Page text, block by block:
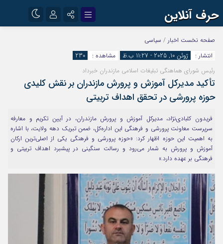
حرف آنلاین
اینستاگرام
آپارات
رمز عبور
مرا به خاطر بسپار
صفحه نخست اخبار / سیاسی
انتشار :
ژوئن 10, 2025 - 11:27 ب.ظ مشاهده :
230
رئیس شورای هماهنگی تبلیغات اسلامی مازندران خبرداد
تأکید مدیرکل آموزش و پرورش مازندران بر نقش کلیدی
حوزه پرورشی در تحقق اهداف تربیتی
فریدون کلبادی‌نژاد، مدیرکل آموزش و پرورش مازندران، در آیین تکریم و معارفه
سرپرست معاونت پرورشی و فرهنگی این اداره‌کل، ضمن تبریک دهه ولایت، با اشاره
به اهمیت این حوزه اظهار کرد: «حوزه پرورشی و فرهنگی یکی از اصلی‌ترین ارکان
آموزش و پرورش به شمار می‌رود و رسالت سنگینی در پیشبرد اهداف تربیتی و
فرهنگی بر عهده دارد.»